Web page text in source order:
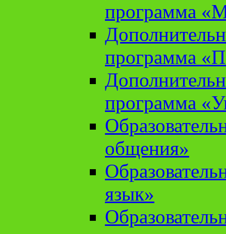
программа
программа
программа
общения»
язык»